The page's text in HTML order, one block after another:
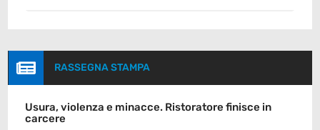
 RASSEGNA STAMPA
Usura, violenza e minacce. Ristoratore finisce in
carcere